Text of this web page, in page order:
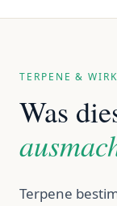
TERPENE &
Was
Terpene